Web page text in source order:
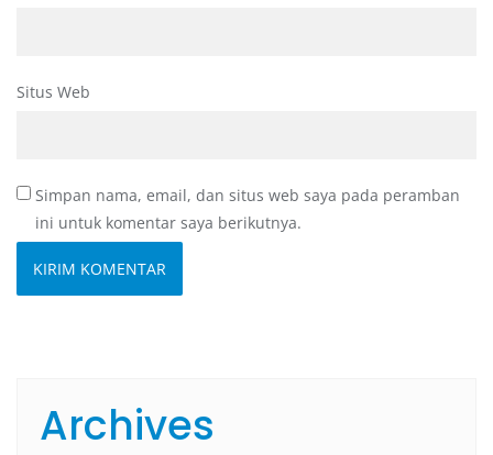
Situs Web
Simpan nama, email, dan situs web saya pada peramban
ini untuk komentar saya berikutnya.
Archives